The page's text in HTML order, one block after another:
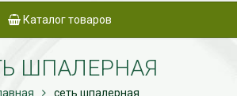
Каталог товаров
ШПАЛЕРНАЯ
сеть шпалерная